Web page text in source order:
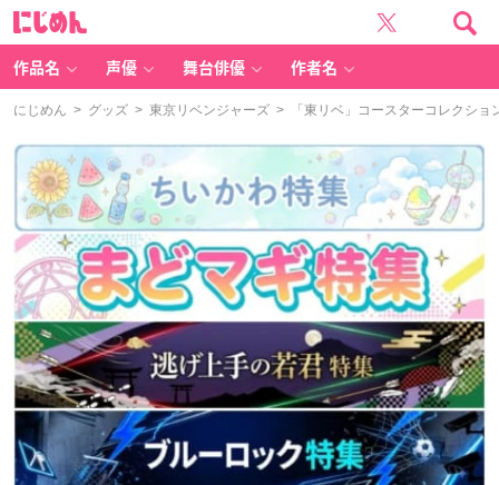
作品名 声優 舞台俳優 作者名
にじめん > グッズ > 東京リベンジャーズ > 「東リベ」コースターコレクショ